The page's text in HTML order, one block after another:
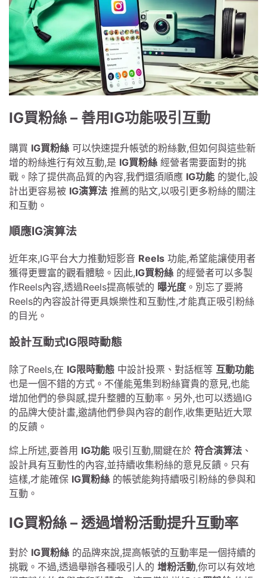
IG買粉絲 – 善用IG功能吸引互動
購買 IG買粉絲 可以快速提升帳號的粉絲數,但如何與這些新
增的粉絲進行有效互動,是 IG買粉絲 經營者需要面對的挑
戰。除了提供高品質的內容,我們還須順應 IG功能 的變化,設
計出更容易被 IG演算法 推薦的貼文,以吸引更多粉絲的關注
和互動。
順應IG演算法
近年來,IG平台大力推動短影音 Reels 功能,希望能讓使用者
獲得更豐富的觀看體驗。因此,IG買粉絲 的經營者可以多製
作Reels內容,透過Reels提高帳號的 曝光度 。別忘了要將
Reels的內容設計得更具娛樂性和互動性,才能真正吸引粉絲
的目光。
設計互動式IG限時動態
除了Reels,在 IG限時動態 中設計投票、對話框等 互動功能
也是一個不錯的方式。不僅能蒐集到粉絲寶貴的意見,也能
增加他們的參與感,提升整體的互動率。另外,也可以透過IG
的品牌大使計畫,邀請他們參與內容的創作,收集更貼近大眾
的反饋。
綜上所述,要善用 IG功能 吸引互動,關鍵在於 符合演算法 、
設計具有互動性的內容,並持續收集粉絲的意見反饋。只有
這樣,才能確保 IG買粉絲 的帳號能夠持續吸引粉絲的參與和
互動。
IG買粉絲 – 透過增粉活動提升互動率
對於 IG買粉絲 的品牌來說,提高帳號的互動率是一個持續的
挑戰。不過,透過舉辦各種吸引人的 增粉活動,你可以有效地